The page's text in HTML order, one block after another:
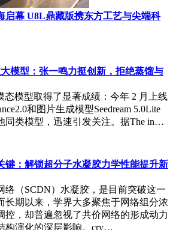
启幕 U8L鼎藏版携东方工艺与尖端科
模型：张一鸣力挺创新，拒绝蒸馏与
态模型取得了显著成绩：今年 2 月上线
和图片生成模型Seedream 5.0Lite
同类模型，迅速引发关注。据The in…
键：解锁超分子水凝胶力学性能提升新
（SCDN）水凝胶，是目前突破这一
长期以来，学界大多聚焦于网络组分浓
控，却普遍忽视了共价网络的形成动力
构演化的深层影响。cry…